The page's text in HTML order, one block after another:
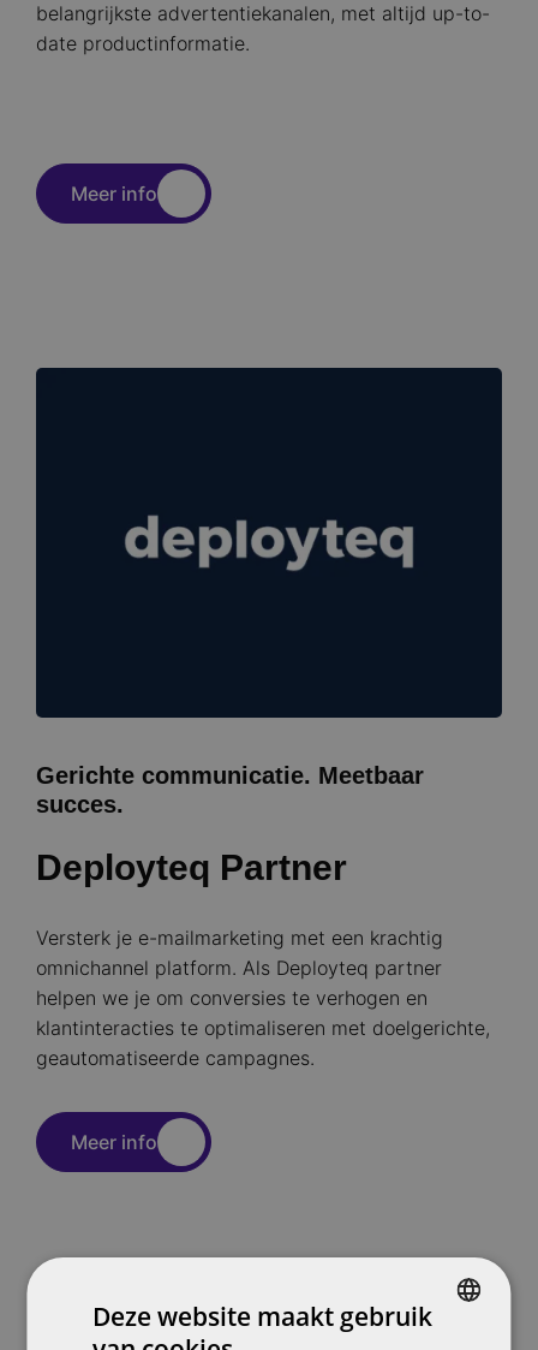
belangrijkste advertentiekanalen, met altijd up-to-
date productinformatie.
Meer info
Gerichte communicatie. Meetbaar
succes.
Deployteq Partner
Versterk je e-mailmarketing met een krachtig
omnichannel platform. Als Deployteq partner
helpen we je om conversies te verhogen en
klantinteracties te optimaliseren met doelgerichte,
geautomatiseerde campagnes.
Meer info
Deze website maakt gebruik